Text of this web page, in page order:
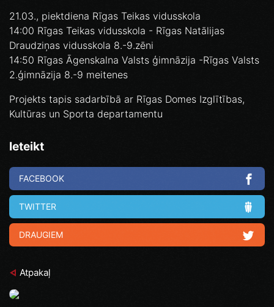
21.03., piektdiena Rīgas Teikas vidusskola
14:00 Rīgas Teikas vidusskola - Rīgas Natālijas
Draudziņas vidusskola 8.-9.zēni
14:50 Rīgas Āgenskalna Valsts ģimnāzija -Rīgas Valsts
2.ģimnāzija 8.-9 meitenes
Projekts tapis sadarbībā ar Rīgas Domes Izglītības,
Kultūras un Sporta departamentu
Ieteikt
FACEBOOK
TWITTER
DRAUGIEM
Atpakaļ